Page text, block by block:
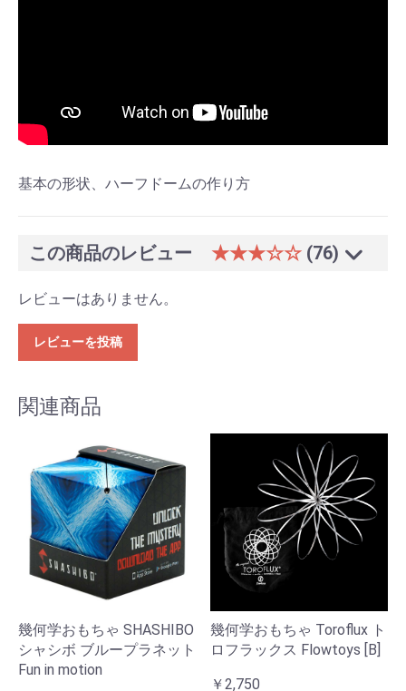
基本の形状、ハーフドームの作り方
この商品のレビュー ★★★☆☆ (76)
レビューはありません。
レビューを投稿
関連商品
幾何学おもちゃ SHASHIBO
シャシボ ブループラネット
Fun in motion
幾何学おもちゃ Toroflux ト
ロフラックス Flowtoys [B]
￥2,750